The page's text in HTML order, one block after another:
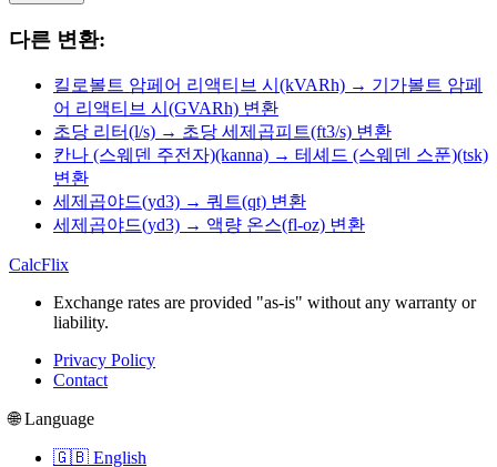
다른 변환:
킬로볼트 암페어 리액티브 시(kVARh) → 기가볼트 암페
어 리액티브 시(GVARh) 변환
초당 리터(l/s) → 초당 세제곱피트(ft3/s) 변환
칸나 (스웨덴 주전자)(kanna) → 테셰드 (스웨덴 스푼)(tsk)
변환
세제곱야드(yd3) → 쿼트(qt) 변환
세제곱야드(yd3) → 액량 온스(fl-oz) 변환
CalcFlix
Exchange rates are provided "as-is" without any warranty or
liability.
Privacy Policy
Contact
🌐 Language
🇬🇧 English